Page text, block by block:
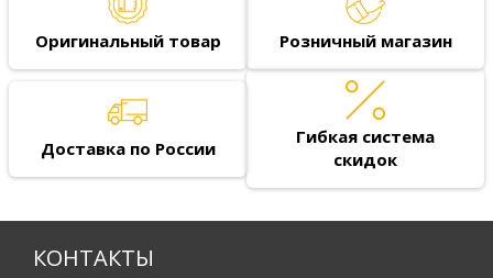
Оригинальный товар Розничный магазин
Доставка по России
Гибкая система
скидок
КОНТАКТЫ